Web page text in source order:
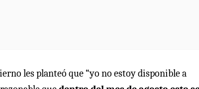
les planteó que “yo no estoy disponible a